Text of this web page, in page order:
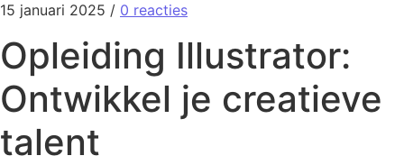
15 januari 2025 / 0 reacties
Opleiding Illustrator:
Ontwikkel je creatieve
talent